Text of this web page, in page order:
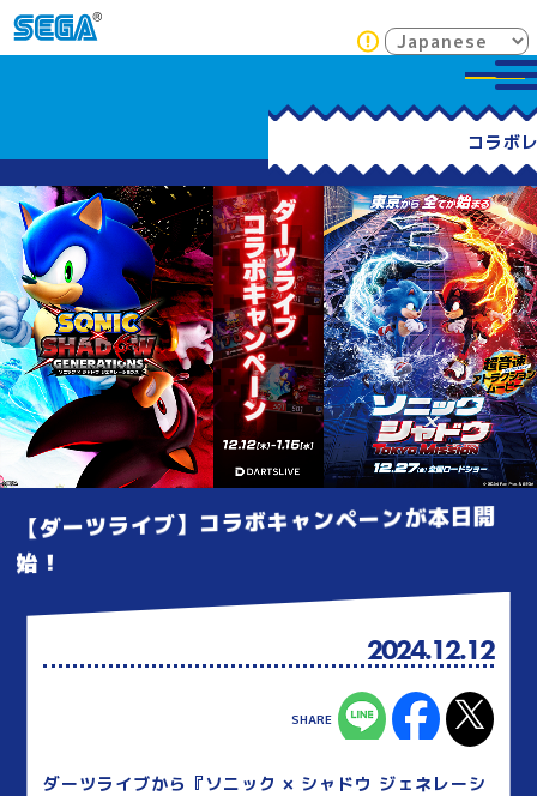
【ダーツライブ】コラボキャンペーンが本日開
始！
2024.12.12
ダーツライブから『ソニック × シャドウ ジェネレーシ